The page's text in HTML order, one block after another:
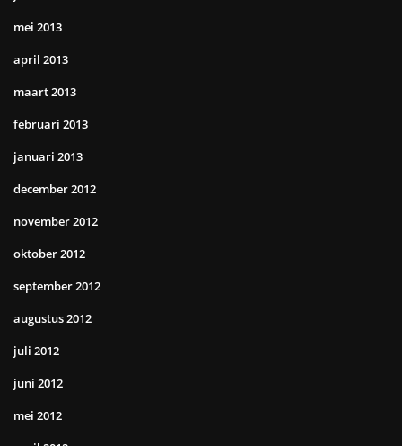
mei 2013
april 2013
maart 2013
februari 2013
januari 2013
december 2012
november 2012
oktober 2012
september 2012
augustus 2012
juli 2012
juni 2012
mei 2012